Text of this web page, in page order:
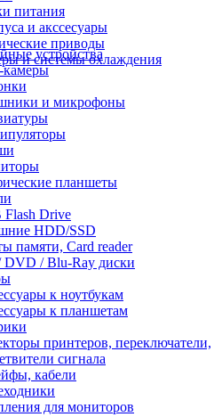
питания
и акссесуары
приводы
и системы охлаждения
устройства
камеры
и микрофоны
планшеты
Flash Drive
HDD/SSD
памяти, Card reader
DVD / Blu-Ray диски
к ноутбукам
к планшетам
принтеров, переключатели,
сигнала
кабели
для мониторов